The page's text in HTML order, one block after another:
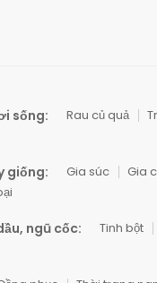
sống: Rau củ quả
giống: Gia súc Gia
ngũ cốc: Tinh bột